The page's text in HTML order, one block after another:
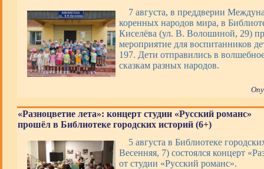
7 августа, в преддверии
коренных народов мира, в
Киселёва (ул. В. Волошиной, 29)
мероприятие для воспитанников
197. Дети отправились в
сказкам разных народов.
«Разноцветие лета»: концерт студии «Русский романс»
прошёл в Библиотеке городских историй (6+)
5 августа в Библиотеке
Весенняя, 7) состоялся концерт
от студии «Русский романс».